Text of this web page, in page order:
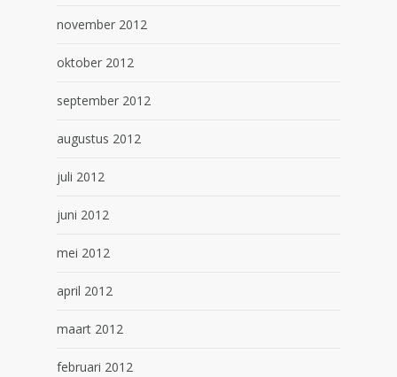
november 2012
oktober 2012
september 2012
augustus 2012
juli 2012
juni 2012
mei 2012
april 2012
maart 2012
februari 2012